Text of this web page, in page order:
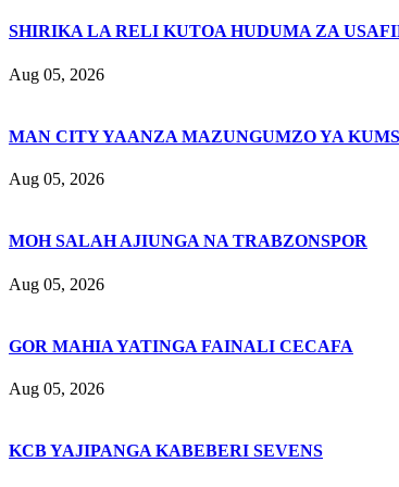
SHIRIKA LA RELI KUTOA HUDUMA ZA
Aug 05, 2026
MAN CITY YAANZA MAZUNGUMZO YA
Aug 05, 2026
MOH SALAH AJIUNGA NA TRABZONSPOR
Aug 05, 2026
GOR MAHIA YATINGA FAINALI CECAFA
Aug 05, 2026
KCB YAJIPANGA KABEBERI SEVENS